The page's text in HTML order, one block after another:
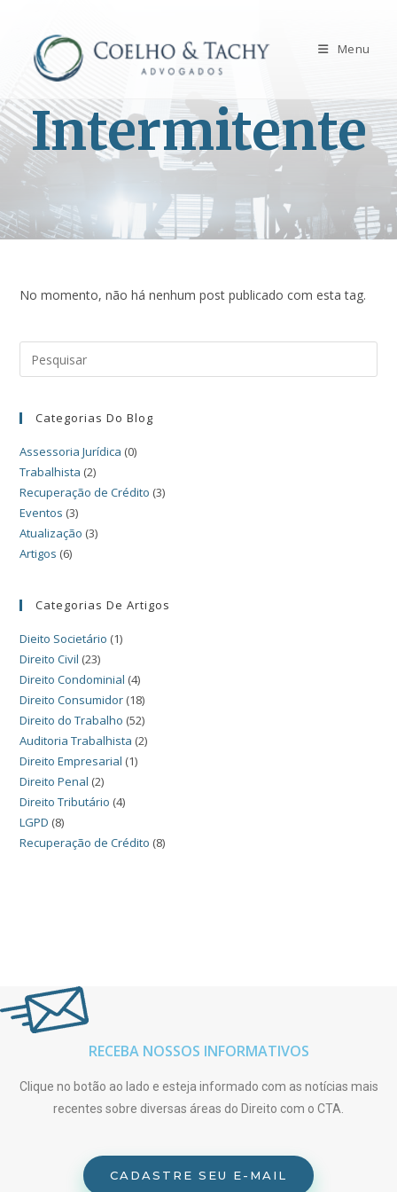
Menu
Intermitente
No momento, não há nenhum post publicado com esta tag.
Categorias Do Blog
Assessoria Jurídica (0)
Trabalhista (2)
Recuperação de Crédito (3)
Eventos (3)
Atualização (3)
Artigos (6)
Categorias De Artigos
Dieito Societário (1)
Direito Civil (23)
Direito Condominial (4)
Direito Consumidor (18)
Direito do Trabalho (52)
Auditoria Trabalhista (2)
Direito Empresarial (1)
Direito Penal (2)
Direito Tributário (4)
LGPD (8)
Recuperação de Crédito (8)
RECEBA NOSSOS INFORMATIVOS
Clique no botão ao lado e esteja informado com as notícias mais
recentes sobre diversas áreas do Direito com o CTA.
CADASTRE SEU E-MAIL